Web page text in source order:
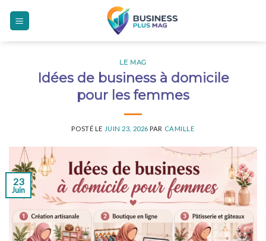
LE MAG
Idées de business à domicile
pour les femmes
POSTÉ LE JUIN 23, 2026 PAR CAMILLE
23
Juin